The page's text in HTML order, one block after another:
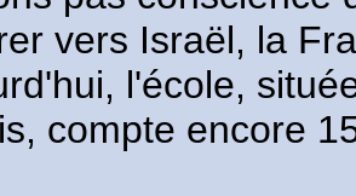
vers Israël, la
l'école,
compte encore